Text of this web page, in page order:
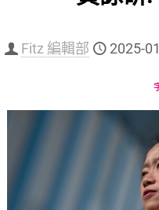
Fitz 編輯部 2025-